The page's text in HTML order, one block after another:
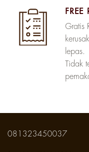
FREE
Gratis
lepas.
Tidak
081323450037